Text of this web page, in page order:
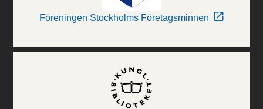
Föreningen Stockholms Företagsminnen